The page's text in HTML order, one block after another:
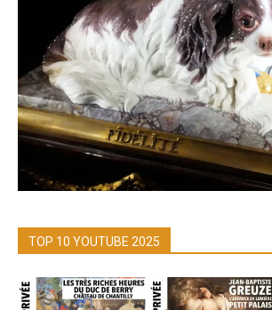
TOP 10 YOUTUBE 2025